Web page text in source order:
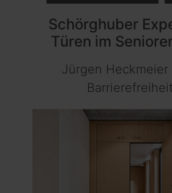
Schörghuber
Türen im
Jürgen Heckmeier
Barrierefreiheit